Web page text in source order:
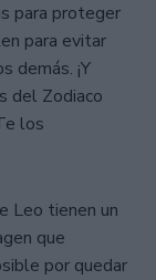
para proteger
para evitar
demás. ¡Y
del Zodiaco
los
Leo tienen un
que
por quedar